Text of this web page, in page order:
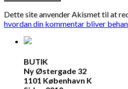
Dette site anvender Akismet til at
hvordan din kommentar bliver
BUTIK
Ny Østergade 32
1101 København K